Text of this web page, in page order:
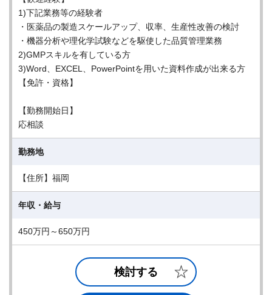
1)下記業務等の経験者
・医薬品の製造スケールアップ、収率、生産性改善の検討
・機器分析や理化学試験などを駆使した品質管理業務
2)GMPスキルを有している方
3)Word、EXCEL、PowerPointを用いた資料作成が出来る方
【免許・資格】
【勤務開始日】
応相談
勤務地
【住所】福岡
年収・給与
450万円～650万円
検討する